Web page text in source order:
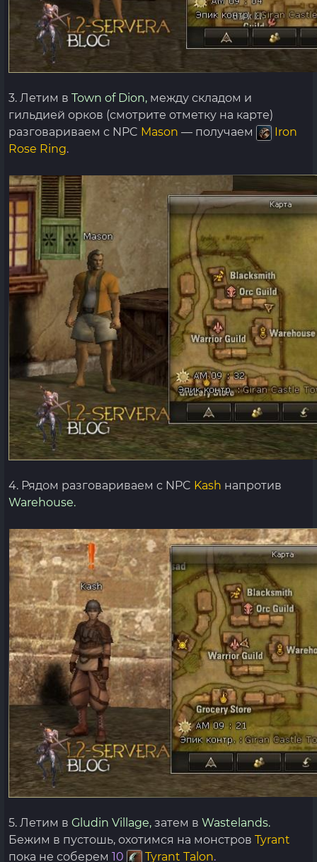
3. Летим в Town of Dion, между складом и
гильдией орков (смотрите отметку на карте)
разговариваем с NPC Mason — получаем
Iron
Rose Ring.
4. Рядом разговариваем с NPC Kash напротив
Warehouse.
5. Летим в Gludin Village, затем в Wastelands.
Бежим в пустошь, охотимся на монстров Tyrant
пока не соберем 10 Tyrant Talon.